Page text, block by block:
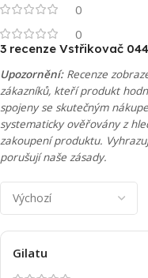
0
0
3 recenze Vstřikovač
Upozornění:Recenze
zákazníků, kteří produkt
spojeny se skutečným
systematicky ověřovány z
zakoupení produktu.
porušují naše zásady.
Gilatu